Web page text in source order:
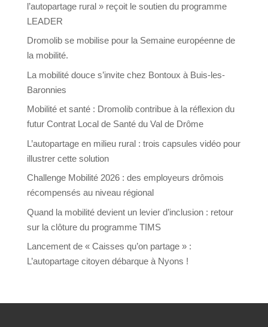
l’autopartage rural » reçoit le soutien du programme
LEADER
Dromolib se mobilise pour la Semaine européenne de
la mobilité.
La mobilité douce s’invite chez Bontoux à Buis-les-
Baronnies
Mobilité et santé : Dromolib contribue à la réflexion du
futur Contrat Local de Santé du Val de Drôme
L’autopartage en milieu rural : trois capsules vidéo pour
illustrer cette solution
Challenge Mobilité 2026 : des employeurs drômois
récompensés au niveau régional
Quand la mobilité devient un levier d’inclusion : retour
sur la clôture du programme TIMS
Lancement de « Caisses qu’on partage » :
L’autopartage citoyen débarque à Nyons !